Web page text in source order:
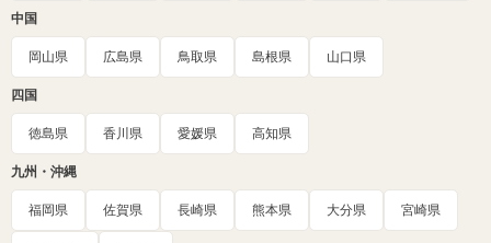
中国
岡山県 広島県 鳥取県 島根県 山口県
四国
徳島県 香川県 愛媛県 高知県
九州・沖縄
福岡県 佐賀県 長崎県 熊本県 大分県 宮崎県